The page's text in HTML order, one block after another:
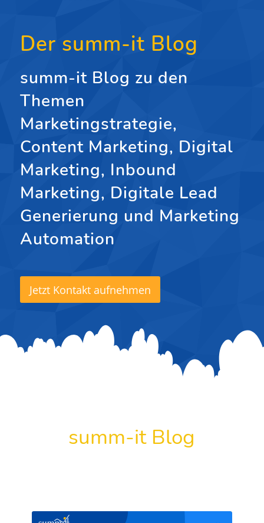
Der summ-it Blog
summ-it Blog zu den
Themen
Marketingstrategie,
Content Marketing, Digital
Marketing, Inbound
Marketing, Digitale Lead
Generierung und Marketing
Automation
Jetzt Kontakt aufnehmen
summ-it Blog